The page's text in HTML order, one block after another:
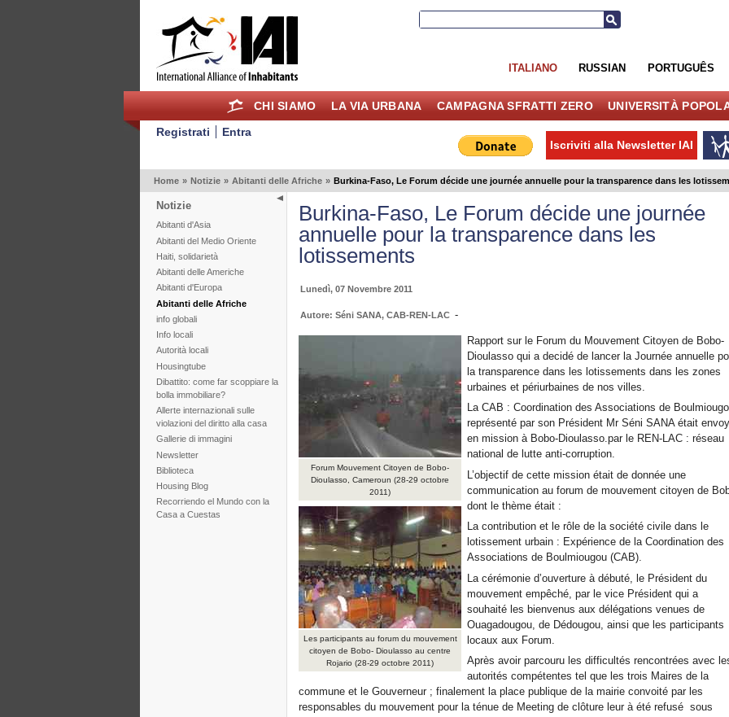
ITALIANO RUSSIAN PORTUGUÊS
CHI SIAMO LA VIA URBANA CAMPAGNA SFRATTI ZERO UNIVERSITÀ
Registrati
Entra
Iscriviti alla Newsletter IAI
Home » Notizie » Abitanti delle Afriche » Burkina-Faso, Le Forum décide une journée annuelle pour la transparence dans les
Notizie
Abitanti d'Asia
Abitanti del Medio Oriente
Haiti, solidarietà
Abitanti delle Americhe
Abitanti d'Europa
Abitanti delle Afriche
info globali
Info locali
Autorità locali
Housingtube
Dibattito: come far scoppiare la
bolla immobiliare?
Allerte internazionali sulle
violazioni del diritto alla casa
Gallerie di immagini
Newsletter
Biblioteca
Housing Blog
Recorriendo el Mundo con la
Casa a Cuestas
Burkina-Faso, Le Forum décide une journée
annuelle pour la transparence dans les
lotissements
Lunedì, 07 Novembre 2011
Autore: Séni SANA, CAB-REN-LAC -
Forum Mouvement Citoyen de Bobo-
Dioulasso, Cameroun (28-29 octobre
2011)
Rapport sur le Forum du Mouvement Citoyen de Bobo-
Dioulasso qui a decidé de lancer la Journée annuelle
la transparence dans les lotissements dans les zones
urbaines et périurbaines de nos villes.
La CAB : Coordination des Associations de
représenté par son Président Mr Séni SANA était
en mission à Bobo-Dioulasso.par le REN-LAC : réseau
national de lutte anti-corruption.
Les participants au forum du mouvement
citoyen de Bobo- Dioulasso au centre
Rojario (28-29 octobre 2011)
L’objectif de cette mission était de donnée une
communication au forum de mouvement citoyen de
dont le thème était :
La contribution et le rôle de la société civile dans le
lotissement urbain : Expérience de la Coordination des
Associations de Boulmiougou (CAB).
La cérémonie d’ouverture à débuté, le Président du
mouvement empêché, par le vice Président qui a
souhaité les bienvenus aux délégations venues de
Ouagadougou, de Dédougou, ainsi que les participants
locaux aux Forum.
Après avoir parcouru les difficultés rencontrées avec
autorités compétentes tel que les trois Maires de la
commune et le Gouverneur ; finalement la place publique de la mairie convoité par les
responsables du mouvement pour la ténue de Meeting de clôture leur à été refusé sous